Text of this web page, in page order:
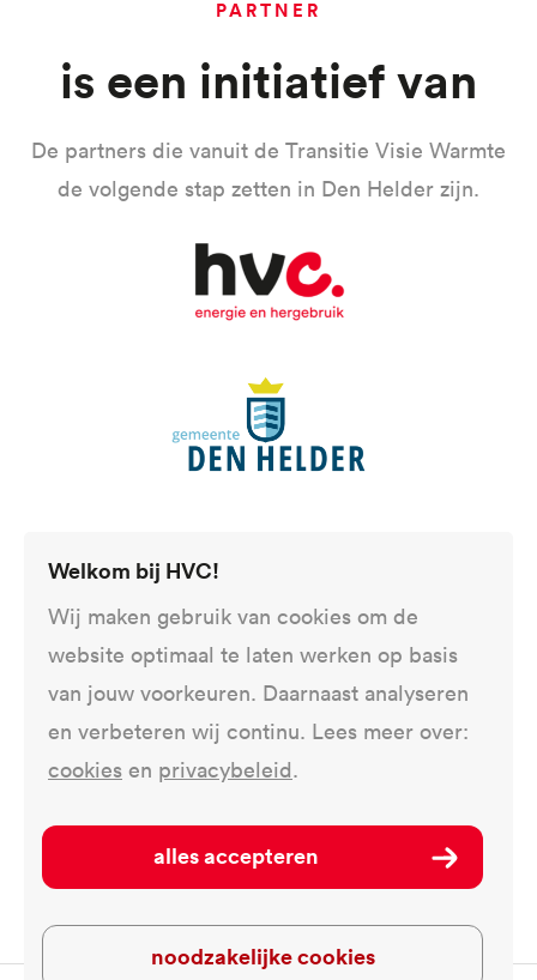
PARTNER
is een initiatief van
De partners die vanuit de Transitie Visie Warmte
de volgende stap zetten in Den Helder zijn.
Welkom bij HVC!
Wij maken gebruik van cookies om de
website optimaal te laten werken op basis
van jouw voorkeuren. Daarnaast analyseren
en verbeteren wij continu. Lees meer over:
cookies en privacybeleid.
alles accepteren
noodzakelijke cookies